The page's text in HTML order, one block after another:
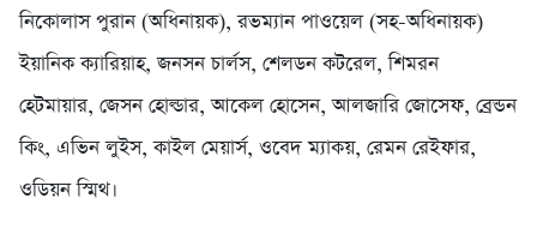
নিকোলাস পুরান (অধিনায়ক), রভম্যান পাওয়েল (সহ-অধিনায়ক)
ইয়ানিক ক্যারিয়াহ, জনসন চার্লস, শেলডন কটরেল, শিমরন
হেটমায়ার, জেসন হোল্ডার, আকেল হোসেন, আলজারি জোসেফ, ব্রেন্ডন
কিং, এভিন লুইস, কাইল মেয়ার্স, ওবেদ ম্যাকয়, রেমন রেইফার,
ওডিয়ন স্মিথ।